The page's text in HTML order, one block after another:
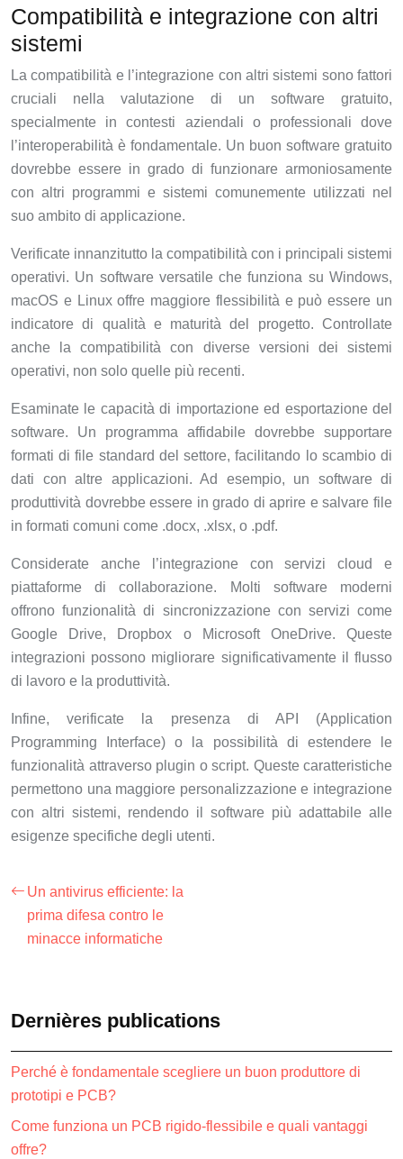
Compatibilità e integrazione con altri
sistemi
La compatibilità e l’integrazione con altri sistemi sono fattori
cruciali nella valutazione di un software gratuito,
specialmente in contesti aziendali o professionali dove
l’interoperabilità è fondamentale. Un buon software gratuito
dovrebbe essere in grado di funzionare armoniosamente
con altri programmi e sistemi comunemente utilizzati nel
suo ambito di applicazione.
Verificate innanzitutto la compatibilità con i principali sistemi
operativi. Un software versatile che funziona su Windows,
macOS e Linux offre maggiore flessibilità e può essere un
indicatore di qualità e maturità del progetto. Controllate
anche la compatibilità con diverse versioni dei sistemi
operativi, non solo quelle più recenti.
Esaminate le capacità di importazione ed esportazione del
software. Un programma affidabile dovrebbe supportare
formati di file standard del settore, facilitando lo scambio di
dati con altre applicazioni. Ad esempio, un software di
produttività dovrebbe essere in grado di aprire e salvare file
in formati comuni come .docx, .xlsx, o .pdf.
Considerate anche l’integrazione con servizi cloud e
piattaforme di collaborazione. Molti software moderni
offrono funzionalità di sincronizzazione con servizi come
Google Drive, Dropbox o Microsoft OneDrive. Queste
integrazioni possono migliorare significativamente il flusso
di lavoro e la produttività.
Infine, verificate la presenza di API (Application
Programming Interface) o la possibilità di estendere le
funzionalità attraverso plugin o script. Queste caratteristiche
permettono una maggiore personalizzazione e integrazione
con altri sistemi, rendendo il software più adattabile alle
esigenze specifiche degli utenti.
Un antivirus efficiente: la
prima difesa contro le
minacce informatiche
Dernières publications
Perché è fondamentale scegliere un buon produttore di
prototipi e PCB?
Come funziona un PCB rigido-flessibile e quali vantaggi
offre?